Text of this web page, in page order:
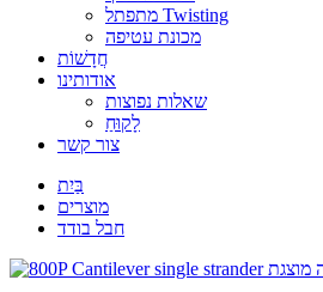
מתפתל Twisting
מכונת עטיפה
חֲדָשׁוֹת
אודותינו
שאלות נפוצות
לָקוּחַ
צור קשר
בַּיִת
מוצרים
חבל בודד